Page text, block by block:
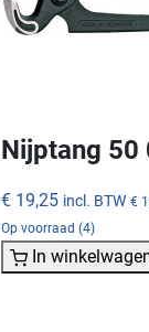
Nijptang 50
€ 19,25 incl. BTW €
Op voorraad (4)
In